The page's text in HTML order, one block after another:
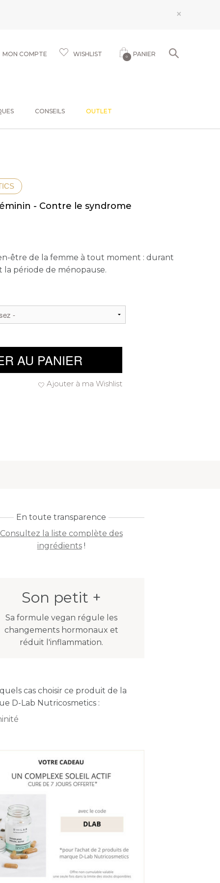
×
MON COMPTE WISHLIST 0 PANIER
CONSEILS OUTLET
- Contre le syndrome
être de la femme à tout moment : durant
période de ménopause.
AU PANIER
Ajouter à ma Wishlist
En toute transparence
Consultez la liste complète des
ingrédients!
Son petit +
Sa formule vegan régule les
changements hormonaux et
réduit l'inflammation.
cas choisir ce produit de la
D-Lab Nutricosmetics :